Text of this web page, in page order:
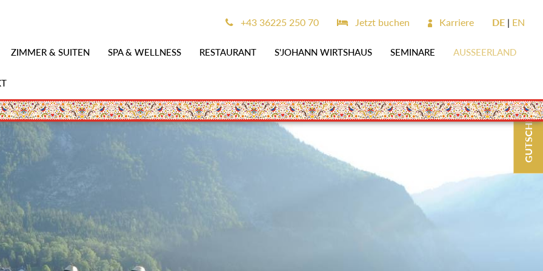
ZIMMER & SUITEN SPA & WELLNESS RESTAURANT S'JOHANN WIRTSHAUS SEMINARE AUSSEERLAND
+43 36225 250 70 Jetzt buchen Karriere DE EN
GUTSCHEINE